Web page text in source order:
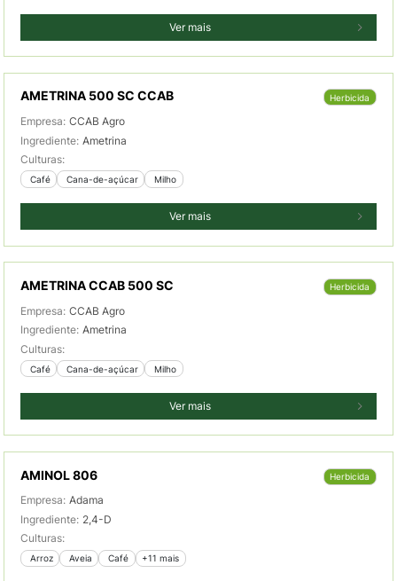
Ver mais
AMETRINA 500 SC CCAB Herbicida
Empresa: CCAB Agro
Ingrediente: Ametrina
Culturas:
Café Cana-de-açúcar Milho
Ver mais
AMETRINA CCAB 500 SC Herbicida
Empresa: CCAB Agro
Ingrediente: Ametrina
Culturas:
Café Cana-de-açúcar Milho
Ver mais
AMINOL 806 Herbicida
Empresa: Adama
Ingrediente: 2,4-D
Culturas:
Arroz Aveia Café +11 mais